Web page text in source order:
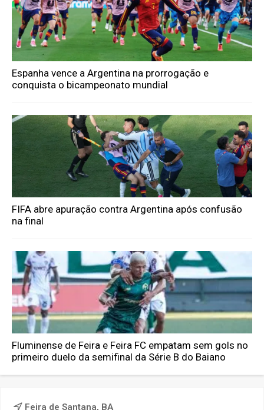
Espanha vence a Argentina na prorrogação e
conquista o bicampeonato mundial
FIFA abre apuração contra Argentina após confusão
na final
Fluminense de Feira e Feira FC empatam sem gols no
primeiro duelo da semifinal da Série B do Baiano
Feira de Santana, BA